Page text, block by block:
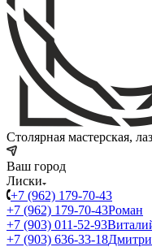
Столярная мастерская,
Ваш город
Лиски
+7 (962) 179-70-43
+7 (962) 179-70-43Роман
+7 (903) 011-52-93
+7 (903) 636-33-18